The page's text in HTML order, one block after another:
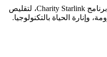
في عام 2025، ستعزز CoinEx من برنامج Charity Starlink، لتقليص
وإنارة الحياة بالتكنولوجيا.